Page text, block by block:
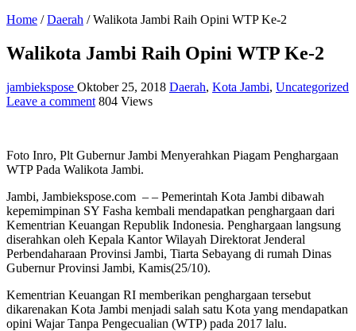
Home / Daerah / Walikota Jambi Raih Opini WTP Ke-2
Walikota Jambi Raih Opini WTP Ke-2
jambiekspose Oktober 25, 2018 Daerah, Kota Jambi, Uncategorized
Leave a comment 804 Views
Foto Inro, Plt Gubernur Jambi Menyerahkan Piagam Penghargaan
WTP Pada Walikota Jambi.
Jambi, Jambiekspose.com – – Pemerintah Kota Jambi dibawah
kepemimpinan SY Fasha kembali mendapatkan penghargaan dari
Kementrian Keuangan Republik Indonesia. Penghargaan langsung
diserahkan oleh Kepala Kantor Wilayah Direktorat Jenderal
Perbendaharaan Provinsi Jambi, Tiarta Sebayang di rumah Dinas
Gubernur Provinsi Jambi, Kamis(25/10).
Kementrian Keuangan RI memberikan penghargaan tersebut
dikarenakan Kota Jambi menjadi salah satu Kota yang mendapatkan
opini Wajar Tanpa Pengecualian (WTP) pada 2017 lalu.